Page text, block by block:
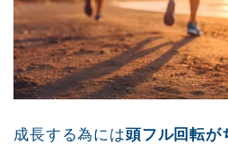
成長する為には頭フル回転が